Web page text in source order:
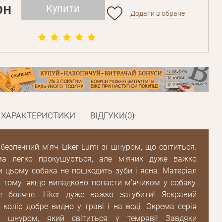
Купити Додати в обране
ХАРАКТЕРИСТИКИ ВІДГУКИ(0)
м’яч Liker Lumi зі шнуром, що світиться.
легко прокушується, але м'ячик дуже важко
цьому собака не пошкодить зуби і ясна. Матеріал
тому, якщо випадково попасти м’ячиком у собаку,
боляче. Liker дуже важко загубити! Яскравий
добре видно у траві і на воді. Окрема серія
шнуром, який світиться у темряві! Завдяки
Пароль
Повторіть
Зареєструватися